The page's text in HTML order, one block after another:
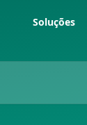
Soluções